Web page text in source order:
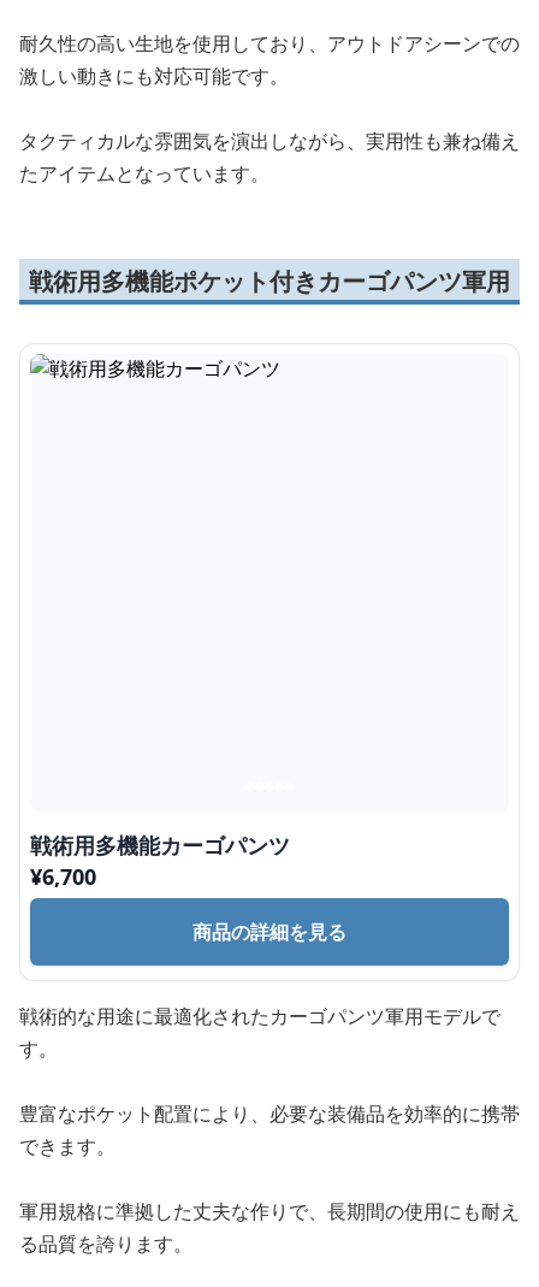
耐久性の高い生地を使用しており、アウトドアシーンでの
激しい動きにも対応可能です。
タクティカルな雰囲気を演出しながら、実用性も兼ね備え
たアイテムとなっています。
戦術用多機能ポケット付きカーゴパンツ軍用
戦術用多機能カーゴパンツ
¥6,700
商品の詳細を見る
戦術的な用途に最適化されたカーゴパンツ軍用モデルで
す。
豊富なポケット配置により、必要な装備品を効率的に携帯
できます。
軍用規格に準拠した丈夫な作りで、長期間の使用にも耐え
る品質を誇ります。